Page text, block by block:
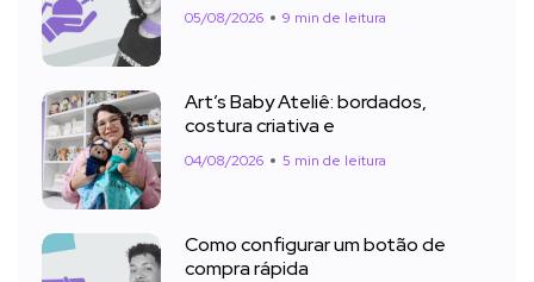
05/08/2026 9 min de leitura
Art’s Baby Ateliê: bordados,
costura criativa e
04/08/2026 5 min de leitura
Como configurar um botão de
compra rápida